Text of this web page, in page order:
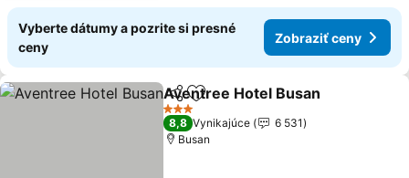
Vyberte dátumy a pozrite si presné
ceny
Zobraziť ceny
ZdieľaťPridať do obľúbených
Aventree Hotel Busan
3 Počet hviezdičiek
8,8 Vynikajúce
6 531
Busan